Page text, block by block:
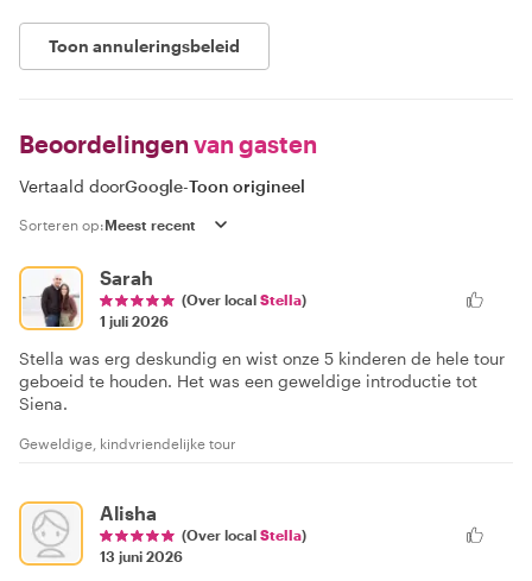
Toon annuleringsbeleid
Beoordelingen van gasten
Vertaald doorGoogle-Toon origineel
Sorteren op:
Sarah
(Over local Stella)
1 juli 2026
Stella was erg deskundig en wist onze 5 kinderen de hele tour
geboeid te houden. Het was een geweldige introductie tot
Siena.
Geweldige, kindvriendelijke tour
Alisha
(Over local Stella)
13 juni 2026